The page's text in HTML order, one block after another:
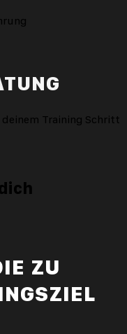
Training Schritt
ZU